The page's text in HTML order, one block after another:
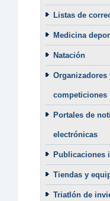
Listas de
Medicina
Natación
Organizadores
competiciones
Portales de
electrónicas
Publicaciones
Tiendas y
Triatlón de